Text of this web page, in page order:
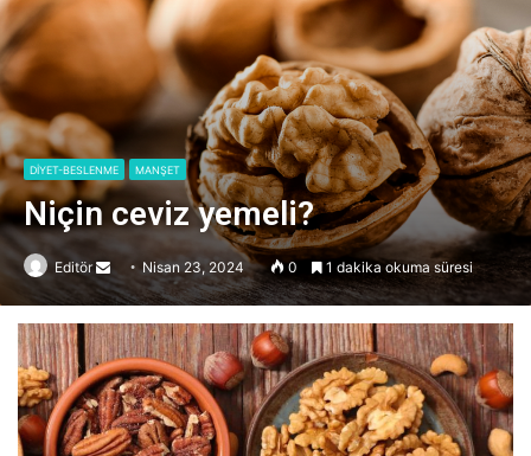
DİYET-BESLENME MANŞET
Niçin ceviz yemeli?
Editör
Send
an
email
Nisan 23, 2024 0 1 dakika okuma süresi